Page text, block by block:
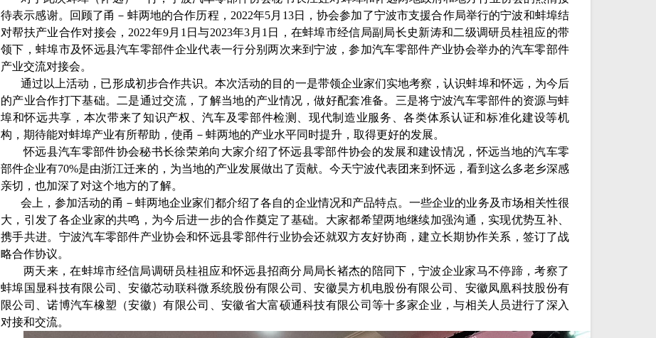
待表示感谢。回顾了甬－蚌两地的合作历程， 2022年5月13日，协会参加了宁波市支援合作局举行的宁波和蚌埠结
对帮扶产业合作对接会，2022年9月1日与2023年3月1日，在蚌埠市经信局副局长史新涛和二级调研员桂祖应的带
领下，蚌埠市及怀远县汽车零部件企业代表一行分别两次来到宁波，参加汽车零部件产业协会举办的汽车零部件
产业交流对接会。
通过以上活动，已形成初步合作共识。本次活动的目的一是带领企业家们实地考察，认识蚌埠和怀远，为今后
的产业合作打下基础。二是通过交流，了解当地的产业情况，做好配套准备。三是将宁波汽车零部件的资源与蚌
埠和怀远共享，本次带来了知识产权、汽车及零部件检测、现代制造业服务、各类体系认证和标准化建设等机
构，期待能对蚌埠产业有所帮助，使甬－蚌两地的产业水平同时提升，取得更好的发展。
怀远县汽车零部件协会秘书长徐荣弟向大家介绍了怀远县零部件协会的发展和建设情况，怀远当地的汽车零
部件企业有70%是由浙江迁来的，为当地的产业发展做出了贡献。今天宁波代表团来到怀远，看到这么多老乡深感
亲切，也加深了对这个地方的了解。
会上，参加活动的甬－蚌两地企业家们都介绍了各自的企业情况和产品特点。一些企业的业务及市场相关性很
大，引发了各企业家的共鸣，为今后进一步的合作奠定了基础。大家都希望两地继续加强沟通，实现优势互补、
携手共进。宁波汽车零部件产业协会和怀远县零部件行业协会还就双方友好协商，建立长期协作关系，签订了战
略合作协议。
两天来，在蚌埠市经信局调研员桂祖应和怀远县招商分局局长褚杰的陪同下，宁波企业家马不停蹄，考察了
蚌埠国显科技有限公司、安徽芯动联科微系统股份有限公司、安徽昊方机电股份有限公司、安徽凤凰科技股份有
限公司、诺博汽车橡塑（安徽）有限公司、安徽省大富硕通科技有限公司等十多家企业，与相关人员进行了深入
对接和交流。